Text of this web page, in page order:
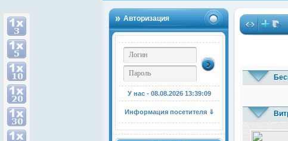
Авторизация
У нас - 08.08.2026 13:39:10
Информация посетителя ⇓